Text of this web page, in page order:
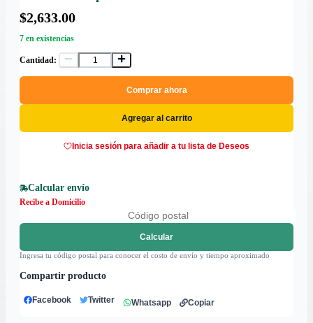
$2,633.00
7 en existencias
Cantidad:
Comprar ahora
Agregar al carrito
Inicia sesión para añadir a tu lista de Deseos
Calcular envío
Recibe a Domicilio
Calcular
Ingresa tu código postal para conocer el costo de envío y tiempo aproximado
Compartir producto
Facebook Twitter Whatsapp Copiar